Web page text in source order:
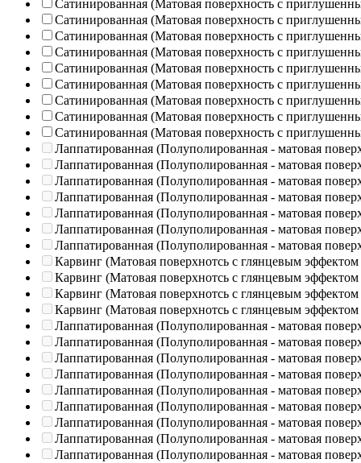
Сатинированная (Матовая поверхность с
Сатинированная (Матовая поверхность с
Сатинированная (Матовая поверхность с
Сатинированная (Матовая поверхность с
Сатинированная (Матовая поверхность с
Сатинированная (Матовая поверхность с
Сатинированная (Матовая поверхность с
Сатинированная (Матовая поверхность с
Сатинированная (Матовая поверхность с
Лаппатированная (Полуполированная - матовая
Лаппатированная (Полуполированная - матовая
Лаппатированная (Полуполированная - матовая
Лаппатированная (Полуполированная - матовая
Лаппатированная (Полуполированная - матовая
Лаппатированная (Полуполированная - матовая
Лаппатированная (Полуполированная - матовая
Карвинг (Матовая поверхнотсь с глянцевым эффектом
Карвинг (Матовая поверхнотсь с глянцевым эффектом
Карвинг (Матовая поверхнотсь с глянцевым эффектом
Карвинг (Матовая поверхнотсь с глянцевым эффектом
Лаппатированная (Полуполированная - матовая
Лаппатированная (Полуполированная - матовая
Лаппатированная (Полуполированная - матовая
Лаппатированная (Полуполированная - матовая
Лаппатированная (Полуполированная - матовая
Лаппатированная (Полуполированная - матовая
Лаппатированная (Полуполированная - матовая
Лаппатированная (Полуполированная - матовая
Лаппатированная (Полуполированная - матовая